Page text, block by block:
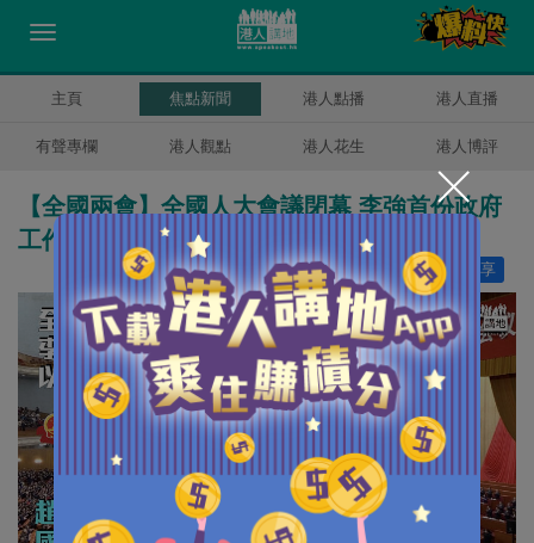
主頁 焦點新聞 港人點播 港人直播
有聲專欄 港人觀點 港人花生 港人博評
【全國兩會】全國人大會議閉幕 李強首份政府
工作報告以2895票通過
分享
讚好 7